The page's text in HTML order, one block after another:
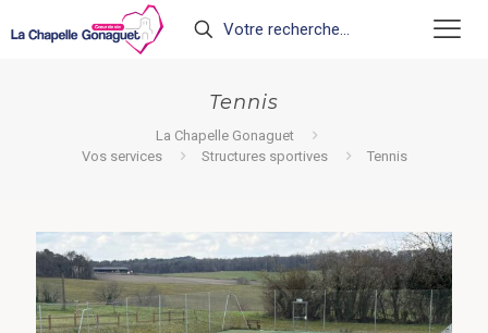
Tennis
La Chapelle Gonaguet
Vos services
Structures sportives Tennis